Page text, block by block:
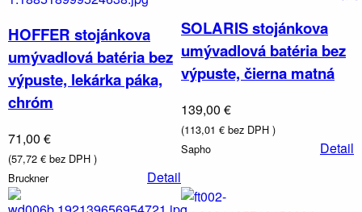
HOFFER stojánkova
umývadlová batéria bez
výpuste, lekárka páka,
chróm
71,00 €
(57,72 € bez DPH )
Bruckner
Detail
SOLARIS stojánkova
umývadlová batéria bez
výpuste, čierna matná
139,00 €
(113,01 € bez DPH )
Sapho
Detail